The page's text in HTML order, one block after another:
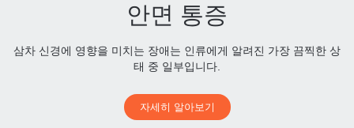
안면 통증
삼차 신경에 영향을 미치는 장애는 인류에게 알려진 가장 끔찍한 상
태 중 일부입니다.
자세히 알아보기